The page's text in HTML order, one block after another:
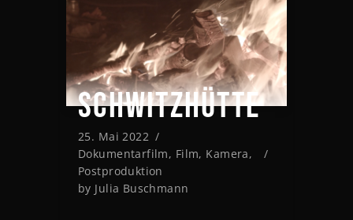
SCHWITZHÜTTE
25. Mai 2022
Dokumentarfilm, Film, Kamera,
Postproduktion
by Julia Buschmann